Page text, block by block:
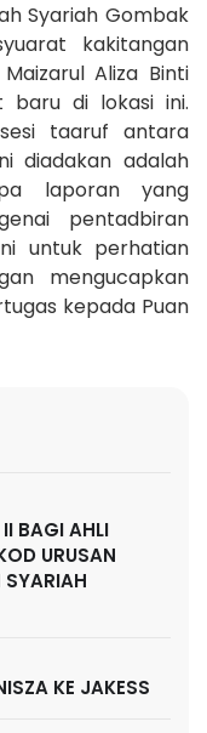
Syariah Gombak
kakitangan
Aliza Binti
baru di lokasi ini.
taaruf antara
diadakan adalah
laporan yang
pentadbiran
untuk perhatian
mengucapkan
kepada Puan
II BAGI AHLI
URUSAN
KE JAKESS